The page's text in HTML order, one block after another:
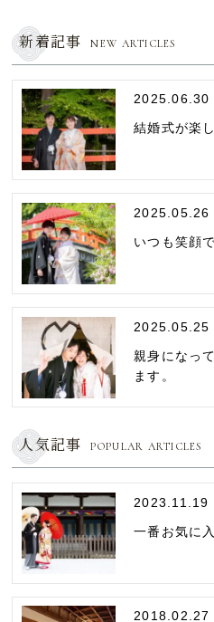
新着記事 NEW ARTICLES
2025.06.30
結婚式が楽
2025.05.26
いつも笑顔
2025.05.25
親身になっ
ます。
人気記事 POPULAR ARTICLES
2023.11.19
一番お気に
2018.02.27